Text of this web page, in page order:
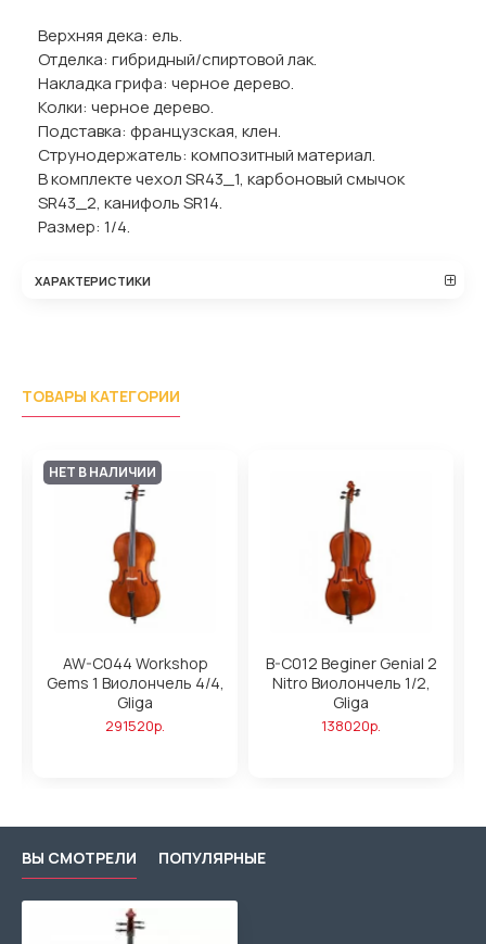
Верхняя дека: ель.
Отделка: гибридный/спиртовой лак.
Накладка грифа: черное дерево.
Колки: черное дерево.
Подставка: французская, клен.
Струнодержатель: композитный материал.
В комплекте чехол SR43_1, карбоновый смычок
SR43_2, канифоль SR14.
Размер: 1/4.
ХАРАКТЕРИСТИКИ
ТОВАРЫ КАТЕГОРИИ
НЕТ В НАЛИЧИИ
AW-C044 Workshop
Gems 1 Виолончель 4/4,
Gliga
291520р.
B-C012 Beginer Genial 2
Nitro Виолончель 1/2,
Gliga
138020р.
ВЫ СМОТРЕЛИ ПОПУЛЯРНЫЕ